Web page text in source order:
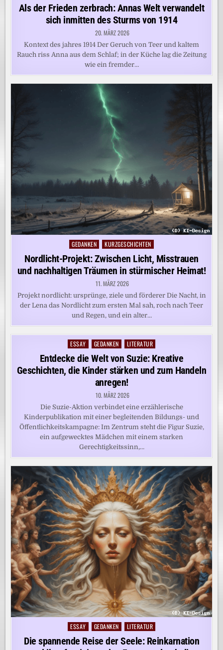
Als der Frieden zerbrach: Annas Welt verwandelt
sich inmitten des Sturms von 1914
20. MÄRZ 2026
Kontext des jahres 1914 Der Geruch von Teer und kaltem
Rauch riss Anna aus dem Schlaf; in der Küche lag die Zeitung
wie ein fremder…
Posted
GEDANKEN KURZGESCHICHTEN
Nordlicht-Projekt: Zwischen Licht, Misstrauen
und nachhaltigen Träumen in stürmischer Heimat!
11. MÄRZ 2026
Projekt nordlicht: ursprünge, ziele und förderer Die Nacht, in
der Lena das Nordlicht zum ersten Mal sah, roch nach Teer
und Regen, und ein alter…
Posted
in
ESSAY GEDANKEN LITERATUR
Entdecke die Welt von Suzie: Kreative
Geschichten, die Kinder stärken und zum Handeln
anregen!
10. MÄRZ 2026
Die Suzie-Aktion verbindet eine erzählerische
Kinderpublikation mit einer begleitenden Bildungs- und
Öffentlichkeitskampagne: Im Zentrum steht die Figur Suzie,
ein aufgewecktes Mädchen mit einem starken
Gerechtigkeitssinn,…
Posted
ESSAY GEDANKEN LITERATUR
Die spannende Reise der Seele: Reinkarnation